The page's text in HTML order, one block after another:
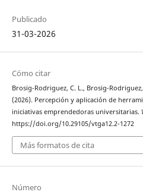
Publicado
31-03-2026
Cómo citar
Brosig-Rodriguez, C. L., Brosig-
(2026). Percepción y aplicación de
iniciativas emprendedoras universitarias.
https://doi.org/10.29105/vtga12.2-1272
Más formatos de cita
Número